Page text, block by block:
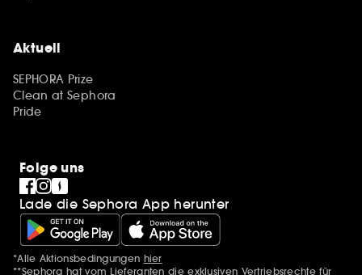
Aktuell
SEPHORA Prize
Clean at Sephora
Pride
Folge uns
Lade die Sephora App herunter
Zusätzlich Erwähnungen
*Alle Aktionsbedingungen hier
**Sephora hat vom Lieferanten die exklusiven Vertriebsrechte für